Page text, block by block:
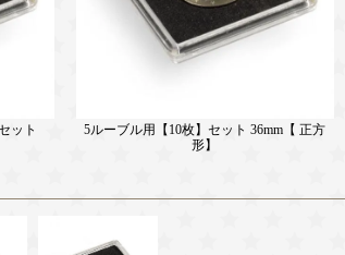
ット
5ルーブル用【10枚】セット 36mm【 正方
形】